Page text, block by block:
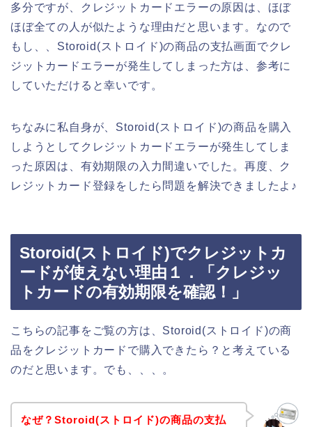
多分ですが、クレジットカードエラーの原因は、ほぼ
ほぼ全ての人が似たような理由だと思います。なので
もし、、Storoid(ストロイド)の商品の支払画面でクレ
ジットカードエラーが発生してしまった方は、参考に
していただけると幸いです。
ちなみに私自身が、Storoid(ストロイド)の商品を購入
しようとしてクレジットカードエラーが発生してしま
った原因は、有効期限の入力間違いでした。再度、ク
レジットカード登録をしたら問題を解決できましたよ♪
Storoid(ストロイド)でクレジットカ
ードが使えない理由１．「クレジッ
トカードの有効期限を確認！」
こちらの記事をご覧の方は、Storoid(ストロイド)の商
品をクレジットカードで購入できたら？と考えている
のだと思います。でも、、、。
なぜ？Storoid(ストロイド)の商品の支払